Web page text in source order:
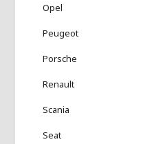
Opel
Peugeot
Porsche
Renault
Scania
Seat